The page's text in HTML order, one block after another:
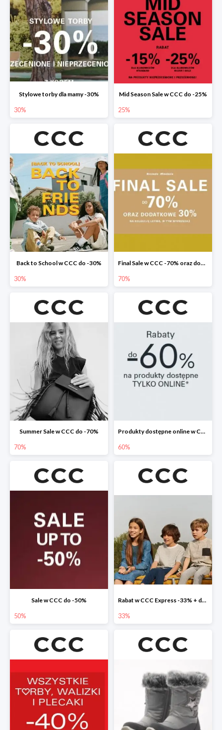
Stylowe torby dla mamy -30%
30%
Mid Season Sale w CCC do -25%
25%
Back to School w CCC do -30%
30%
Final Sale w CCC -70% oraz dodatkowe -30%
70%
Summer Sale w CCC do -70%
70%
Produkty dostępne online w CCC do -60%
60%
Sale w CCC do -50%
50%
Rabat w CCC Express -33% + darmowa dostawa
33%